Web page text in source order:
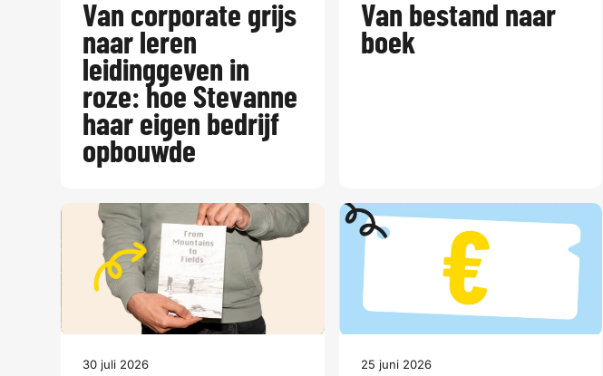
Van corporate grijs
naar leren
leidinggeven in
roze: hoe Stevanne
haar eigen bedrijf
opbouwde
Van bestand naar
boek
30 juli 2026 25 juni 2026